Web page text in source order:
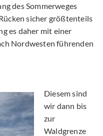
des Sommerweges
sicher größtenteils
es daher mit einer
Nordwesten führenden
Diesem sind
wir dann bis
zur
Waldgrenze